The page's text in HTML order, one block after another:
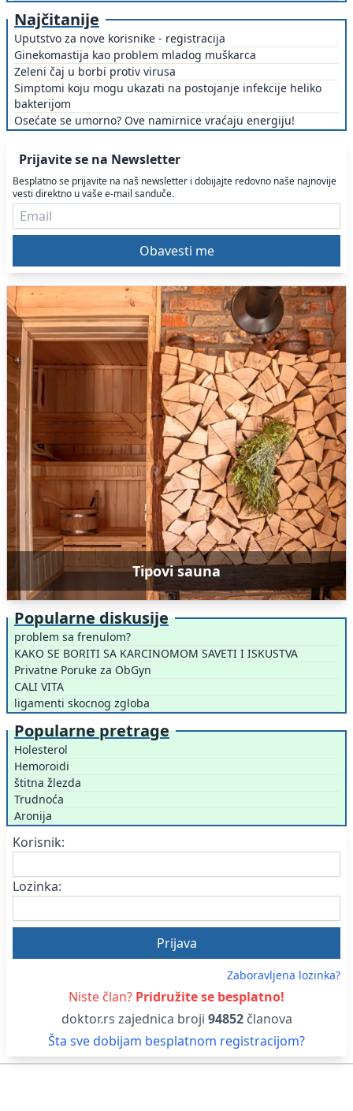
Najčitanije
Uputstvo za nove korisnike - registracija
Ginekomastija kao problem mladog muškarca
Zeleni čaj u borbi protiv virusa
Simptomi koju mogu ukazati na postojanje infekcije heliko
bakterijom
Osećate se umorno? Ove namirnice vraćaju energiju!
Prijavite se na Newsletter
Besplatno se prijavite na naš newsletter i dobijajte redovno naše najnovije
vesti direktno u vaše e-mail sanduče.
Tipovi sauna
Popularne diskusije
problem sa frenulom?
KAKO SE BORITI SA KARCINOMOM SAVETI I ISKUSTVA
Privatne Poruke za ObGyn
CALI VITA
ligamenti skocnog zgloba
Popularne pretrage
Holesterol
Hemoroidi
štitna žlezda
Trudnoća
Aronija
Korisnik:
Lozinka:
Zaboravljena lozinka?
Niste član? Pridružite se besplatno!
doktor.rs zajednica broji 94852članova
Šta sve dobijam besplatnom registracijom?